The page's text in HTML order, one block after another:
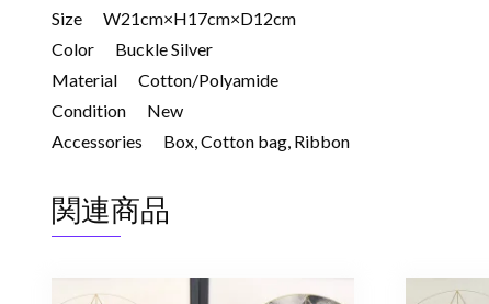
Size W21cm×H17cm×D12cm
Color Buckle Silver
Material Cotton/Polyamide
Condition New
Accessories Box, Cotton bag, Ribbon
関連商品